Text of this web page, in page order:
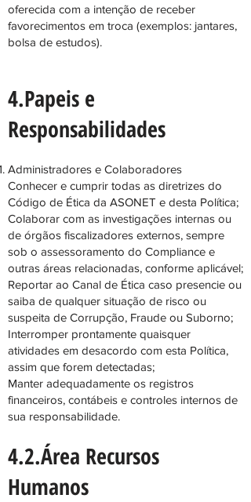
oferecida com a intenção de receber
favorecimentos em troca (exemplos: jantares,
bolsa de estudos).
4.Papeis e
Responsabilidades
Administradores e Colaboradores
Conhecer e cumprir todas as diretrizes do
Código de Ética da ASONET e desta Política;
Colaborar com as investigações internas ou
de órgãos fiscalizadores externos, sempre
sob o assessoramento do Compliance e
outras áreas relacionadas, conforme aplicável;
Reportar ao Canal de Ética caso presencie ou
saiba de qualquer situação de risco ou
suspeita de Corrupção, Fraude ou Suborno;
Interromper prontamente quaisquer
atividades em desacordo com esta Política,
assim que forem detectadas;
Manter adequadamente os registros
financeiros, contábeis e controles internos de
sua responsabilidade.
4.2.Área Recursos
Humanos